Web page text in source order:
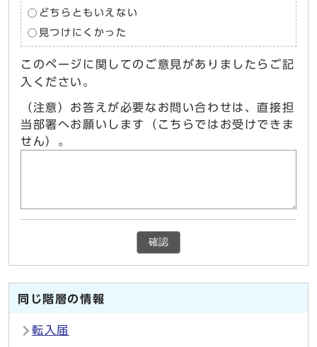
どちらともいえない
見つけにくかった
このページに関してのご意見がありましたらご記
入ください。
（注意）お答えが必要なお問い合わせは、直接担
当部署へお願いします（こちらではお受けできま
せん）。
確認
同じ階層の情報
転入届